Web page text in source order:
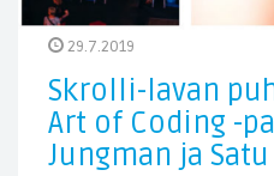
29.7.2019
Skrolli-lavan
Art of Coding -
Jungman ja